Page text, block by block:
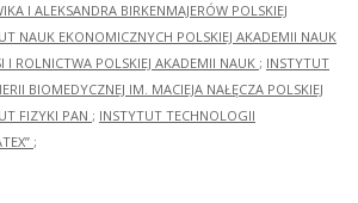
I ALEKSANDRA BIRKENMAJERÓW POLSKIEJ
NAUK EKONOMICZNYCH POLSKIEJ AKADEMII NAUK
I ROLNICTWA POLSKIEJ AKADEMII NAUK ; INSTYTUT
BIOMEDYCZNEJ IM. MACIEJA NAŁĘCZA POLSKIEJ
FIZYKI PAN ; INSTYTUT TECHNOLOGII
;